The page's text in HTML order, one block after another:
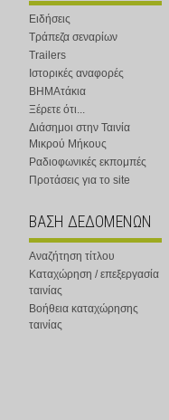
Ειδήσεις
Τράπεζα σεναρίων
Trailers
Ιστορικές αναφορές
ΒΗΜΑτάκια
Ξέρετε ότι...
Διάσημοι στην Ταινία
Μικρού Μήκους
Ραδιοφωνικές εκπομπές
Προτάσεις για το site
ΒΑΣΗ ΔΕΔΟΜΕΝΩΝ
Αναζήτηση τίτλου
Καταχώρηση / επεξεργασία
ταινίας
Βοήθεια καταχώρησης
ταινίας